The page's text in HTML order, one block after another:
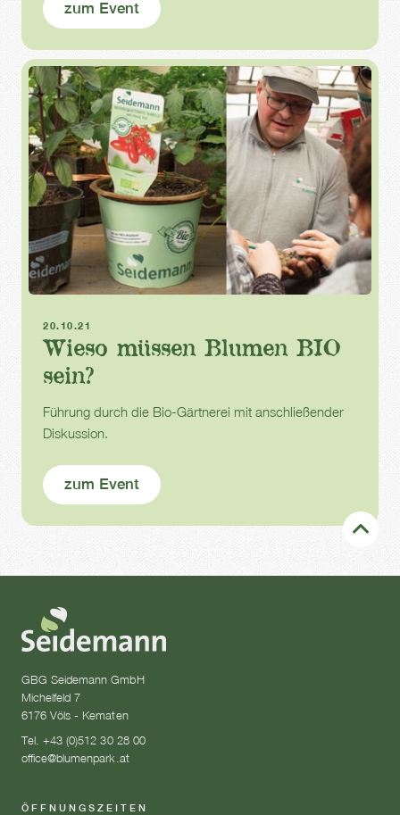
zum Event
20.10.21
Wieso müssen Blumen BIO
sein?
Führung durch die Bio-Gärtnerei mit anschließender
Diskussion.
zum Event
GBG Seidemann GmbH
Michelfeld 7
6176 Völs - Kematen
Tel. +43 (0)512 30 28 00
office@blumenpark.at
ÖFFNUNGSZEITEN